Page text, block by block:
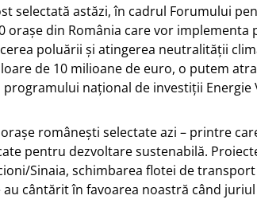
selectată astăzi, în cadrul Forumului
orașe din România care vor
poluării și atingerea neutralității
de 10 milioane de euro, o putem
programului național de investiții Energie
românești selectate azi – printre
pentru dezvoltare sustenabilă.
Sinaia, schimbarea flotei de
cântărit în favoarea noastră când